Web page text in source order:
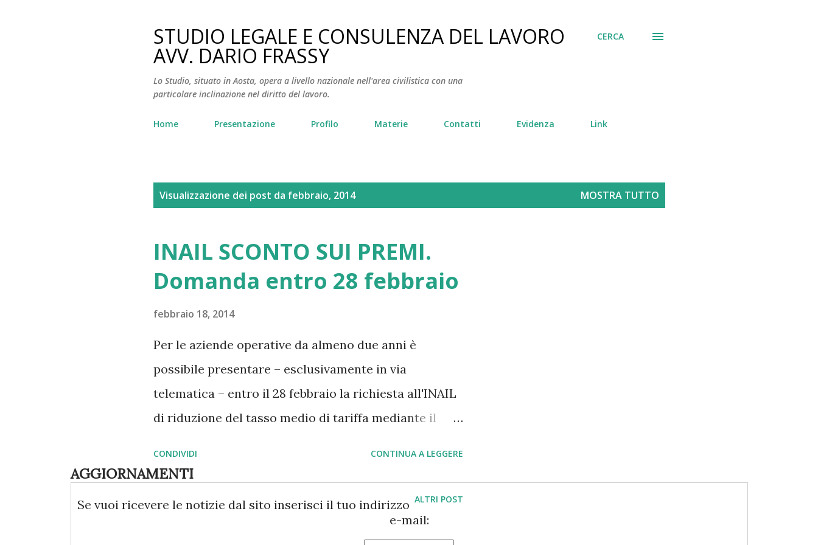
STUDIO LEGALE E CONSULENZA DEL LAVORO
AVV. DARIO FRASSY
Lo Studio, situato in Aosta, opera a livello nazionale nell'area civilistica con una
particolare inclinazione nel diritto del lavoro.
CERCA
Home Presentazione Profilo Materie Contatti Evidenza Link
Visualizzazione dei post da febbraio, 2014 MOSTRA TUTTO
INAIL SCONTO SUI PREMI.
Domanda entro 28 febbraio
febbraio 18, 2014
Per le aziende operative da almeno due anni è
possibile presentare – esclusivamente in via
telematica – entro il 28 febbraio la richiesta all'INAIL
di riduzione del tasso medio di tariffa mediante il
della riduzione del premio INAIL e può essere
dei contributi e con le disposizioni obbligatorie in
materia di prevenzione infortuni e di igiene del
CONDIVIDI CONTINUA A LEGGERE
ALTRI POST
AGGIORNAMENTI
Se vuoi ricevere le notizie dal sito inserisci il tuo indirizzo
e-mail: